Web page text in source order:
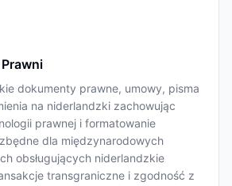
dokumenty prawne, umowy, pisma
na niderlandzki zachowując
prawnej i formatowanie
dla międzynarodowych
obsługujących niderlandzkie
transgraniczne i zgodność z